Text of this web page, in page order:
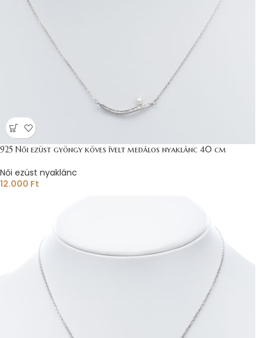
925 Női ezüst gyöngy köves ívelt medálos nyaklánc 40 cm
Női ezüst nyaklánc
12.000 Ft